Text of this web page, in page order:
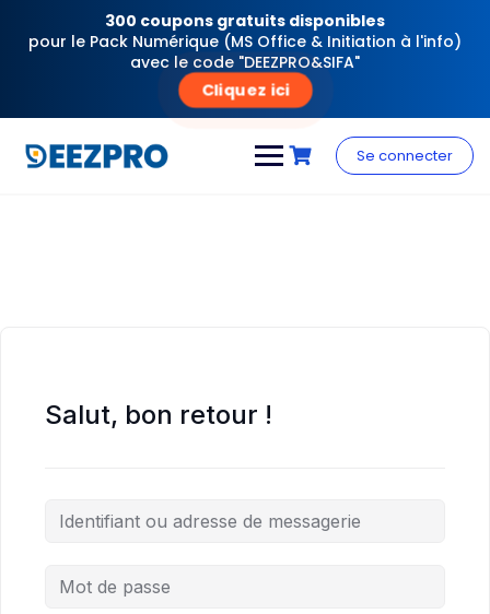
300 coupons gratuits disponibles
pour le Pack Numérique (MS Office & Initiation à l'info)
avec le code "DEEZPRO&SIFA"
Cliquez ici
content
Se connecter
Salut, bon retour !